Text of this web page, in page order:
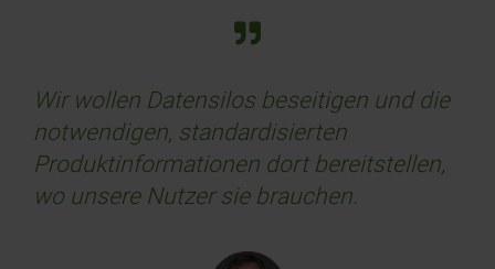
Wir wollen Datensilos beseitigen und die
notwendigen, standardisierten
Produktinformationen dort bereitstellen,
wo unsere Nutzer sie brauchen.